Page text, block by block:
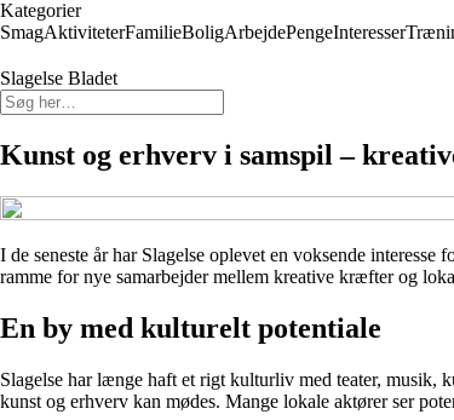
Kategorier
SmagAktiviteterFamilieBoligArbejdePengeInteresser
Slagelse Bladet
Kunst og erhverv i samspil –
I de seneste år har Slagelse oplevet en voksende
ramme for nye samarbejder mellem kreative kræfter og
En by med kulturelt potentiale
Slagelse har længe haft et rigt kulturliv med teater, musik,
kunst og erhverv kan mødes. Mange lokale aktører ser